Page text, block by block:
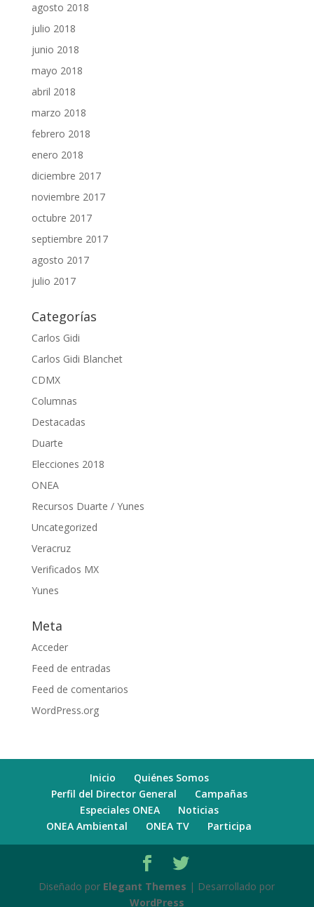
agosto 2018
julio 2018
junio 2018
mayo 2018
abril 2018
marzo 2018
febrero 2018
enero 2018
diciembre 2017
noviembre 2017
octubre 2017
septiembre 2017
agosto 2017
julio 2017
Categorías
Carlos Gidi
Carlos Gidi Blanchet
CDMX
Columnas
Destacadas
Duarte
Elecciones 2018
ONEA
Recursos Duarte / Yunes
Uncategorized
Veracruz
Verificados MX
Yunes
Meta
Acceder
Feed de entradas
Feed de comentarios
WordPress.org
Inicio
Quiénes Somos
Perfil del Director General
Campañas
Especiales ONEA
Noticias
ONEA Ambiental
ONEA TV Participa
Diseñado por Elegant Themes | Desarrollado por
WordPress